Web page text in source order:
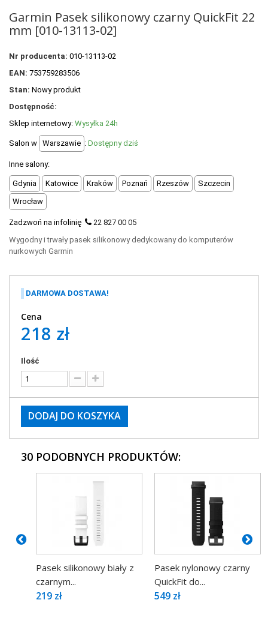
+
OUTLET
WYPRZEDAŻ
Garmin Pasek silikonowy czarny QuickFit 22
mm [010-13113-02]
Nr producenta: 010-13113-02
EAN: 753759283506
Stan: Nowy produkt
Dostępność:
Sklep internetowy: Wysyłka 24h
Salon w Warszawie : Dostępny dziś
Inne salony:
Gdynia Katowice Kraków Poznań Rzeszów
Szczecin
Wrocław
Zadzwoń na infolinię
22 827 00 05
Wygodny i trwały pasek silikonowy dedykowany do komputerów
nurkowych Garmin
DARMOWA DOSTAWA!
Cena
218 zł
Ilość
DODAJ DO KOSZYKA
30 PODOBNYCH PRODUKTÓW:
Pasek silikonowy biały z
czarnym...
219 zł
Pasek nylonowy czarny
QuickFit do...
549 zł